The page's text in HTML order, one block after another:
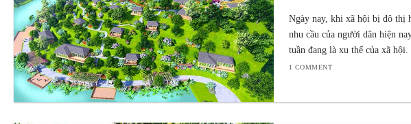
Ngày nay, khi xã hội bị đô thị
nhu cầu của người dân hiện
tuần đang là xu thế của xã
1 COMMENT